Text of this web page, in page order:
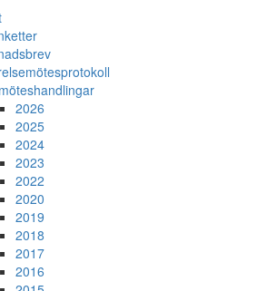
2026
2025
2024
2023
2022
2020
2019
2018
2017
2016